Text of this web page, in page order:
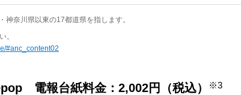
奈川県以東の17都道県を指します。
。
#anc_content02
電報台紙料金：2,002円（税込） ※3